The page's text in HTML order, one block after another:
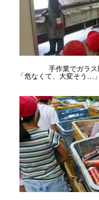
手作業でガラス
「危なくて、大変そう…